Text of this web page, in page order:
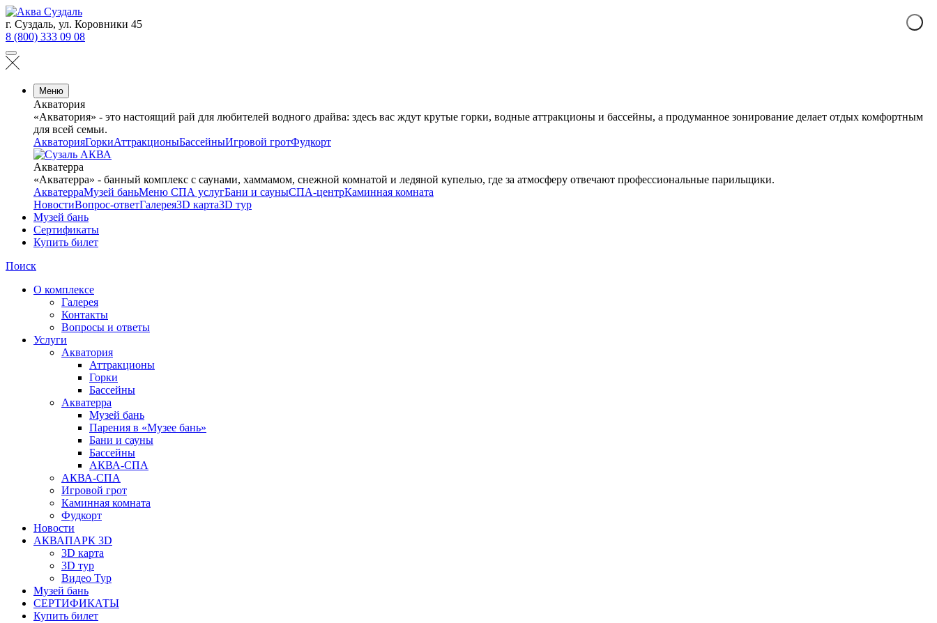
г. Суздаль, ул. Коровники 45
8 (800) 333 09 08
Меню
Акватория
«Акватория» - это настоящий рай для любителей водного драйва: здесь вас ждут крутые горки, водные аттракционы и бассейны, а продуманное зонирование делает отдых комфортным
для всей семьи.
АкваторияГоркиАттракционыБассейныИгровой гротФудкорт
Акватерра
«Акватерра» - банный комплекс с саунами, хаммамом, снежной комнатой и ледяной купелью, где за атмосферу отвечают профессиональные парильщики.
АкватерраМузей баньМеню СПА услугБани и сауныСПА-центрКаминная комната
НовостиВопрос-ответГалерея3D карта3D тур
Музей бань
Сертификаты
Купить билет
Поиск
О комплексе
Галерея
Контакты
Вопросы и ответы
Услуги
Акватория
Аттракционы
Горки
Бассейны
Акватерра
Музей бань
Парения в «Музее бань»
Бани и сауны
Бассейны
АКВА-СПА
АКВА-СПА
Игровой грот
Каминная комната
Фудкорт
Новости
АКВАПАРК 3D
3D карта
3D тур
Видео Тур
Музей бань
СЕРТИФИКАТЫ
Купить билет